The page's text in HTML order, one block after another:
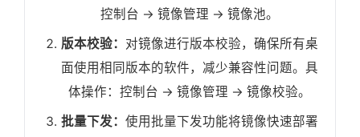
控制台 -> 镜像管理 -> 镜像池。
版本校验： 对镜像进行版本校验，确保所有桌
面使用相同版本的软件，减少兼容性问题。具
体操作：控制台 -> 镜像管理 -> 镜像校验。
批量下发： 使用批量下发功能将镜像快速部署